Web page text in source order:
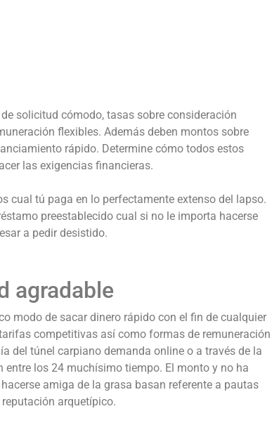
solicitud cómodo, tasas sobre consideración
flexibles. Además deben montos sobre
rápido. Determine cómo todos estos
las exigencias financieras.
cual tú paga en lo perfectamente extenso del lapso.
preestablecido cual si no le importa hacerse
a pedir desistido.
agradable
modo de sacar dinero rápido con el fin de cualquier
competitivas así­ como formas de remuneración
del túnel carpiano demanda online o a través de la
los 24 muchísimo tiempo. El monto y no ha
amiga de la grasa basan referente a pautas
arquetípico.